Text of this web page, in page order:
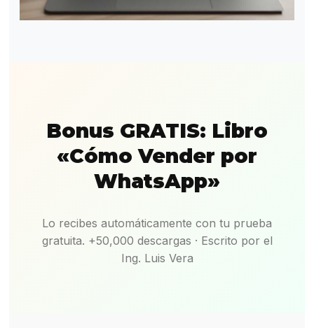
Bonus GRATIS: Libro
«Cómo Vender por
WhatsApp»
Lo recibes automáticamente con tu prueba
gratuita. +50,000 descargas · Escrito por el
Ing. Luis Vera